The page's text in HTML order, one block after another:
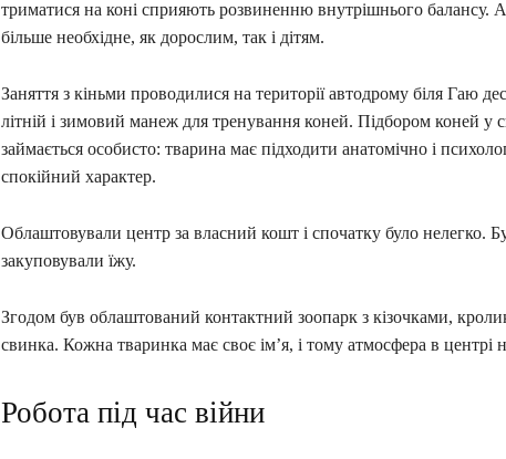
триматися на коні сприяють розвиненню внутрішнього балансу.
більше необхідне, як дорослим, так і дітям.
Заняття з кіньми проводилися на території автодрому біля Гаю
літній і зимовий манеж для тренування коней. Підбором коней
займається особисто: тварина має підходити анатомічно і
спокійний характер.
Облаштовували центр за власний кошт і спочатку було нелегко.
закуповували їжу.
Згодом був облаштований контактний зоопарк з кізочками,
свинка. Кожна тваринка має своє ім’я, і тому атмосфера в
Робота під час війни